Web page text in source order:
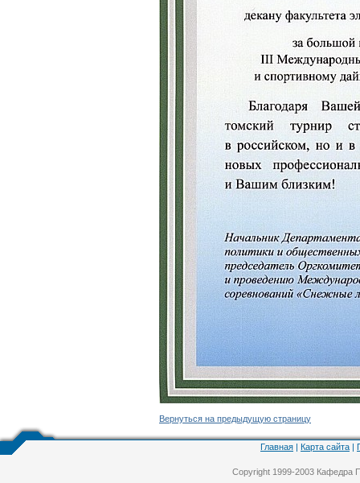
Вернуться на предыдущую страницу
Главная | Карта сайта |
Copyright 1999-2003